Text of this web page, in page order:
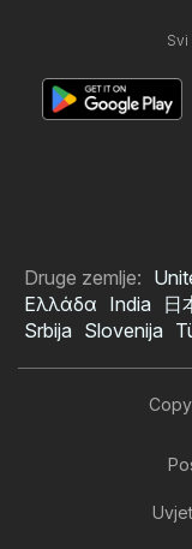
Druge zemlje:
Ελλάδα India 日
Srbija Slovenija